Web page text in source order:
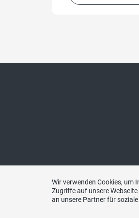
Wir verwenden Cookies, um
Zugriffe auf unsere
an unsere Partner für